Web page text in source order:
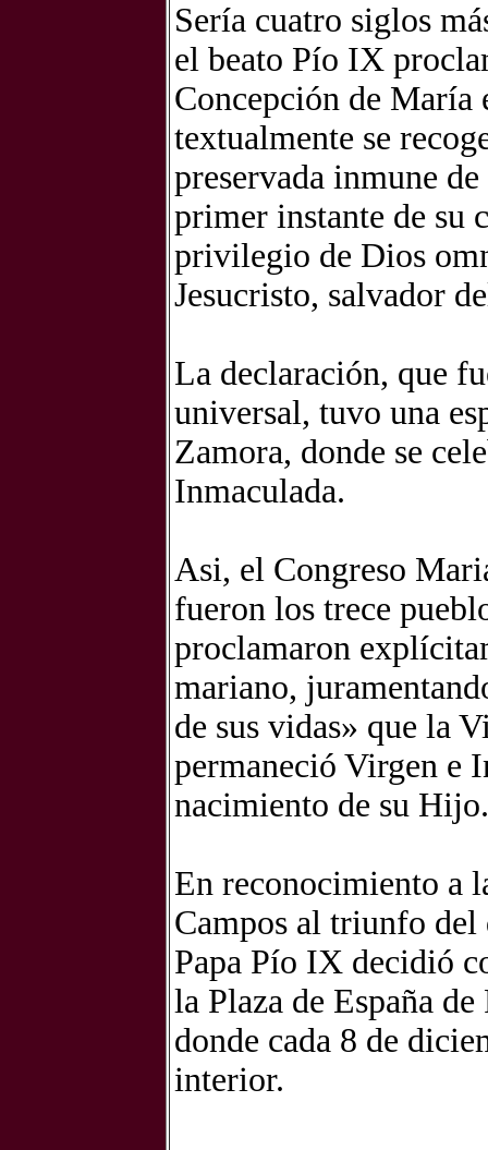
Sería cuatro siglos
el beato Pío IX
Concepción de María
textualmente se
preservada inmune
primer instante de su
privilegio de Dios
Jesucristo, salvador
La declaración, que
universal, tuvo una
Zamora, donde se
Inmaculada.
Asi, el Congreso
fueron los trece
proclamaron
mariano,
de sus vidas» que la
permaneció Virgen e
nacimiento de su Hijo.
En reconocimiento a
Campos al triunfo del
Papa Pío IX decidió
la Plaza de España
donde cada 8 de
interior.